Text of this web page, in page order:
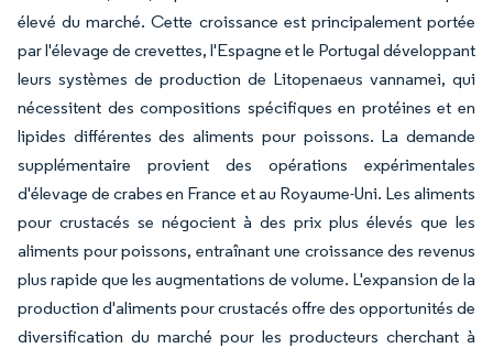
élevé du marché. Cette croissance est principalement portée
par l'élevage de crevettes, l'Espagne et le Portugal développant
leurs systèmes de production de Litopenaeus vannamei, qui
nécessitent des compositions spécifiques en protéines et en
lipides différentes des aliments pour poissons. La demande
supplémentaire provient des opérations expérimentales
d'élevage de crabes en France et au Royaume-Uni. Les aliments
pour crustacés se négocient à des prix plus élevés que les
aliments pour poissons, entraînant une croissance des revenus
plus rapide que les augmentations de volume. L'expansion de la
production d'aliments pour crustacés offre des opportunités de
diversification du marché pour les producteurs cherchant à